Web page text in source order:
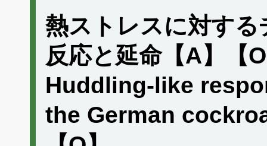
熱ストレスに対す
反応と延命【A】【
Huddling-like
the German